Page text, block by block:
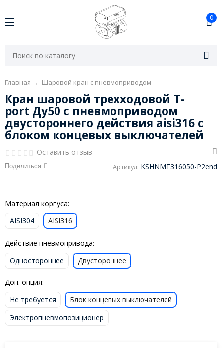
0
Главная → Шаровой кран с пневмоприводом
Кран шаровой трехходовой T-
port Ду50 с пневмоприводом
двустороннего действия aisi316 с
блоком концевых выключателей
Оставить отзыв
Поделиться Артикул: KSHNMT316050-P2end
Материал корпуса:
AISI304
AISI316
Действие пневмопривода:
Одностороннее
Двустороннее
Доп. опция:
Не требуется
Блок концевых выключателей
Электропневмопозиционер